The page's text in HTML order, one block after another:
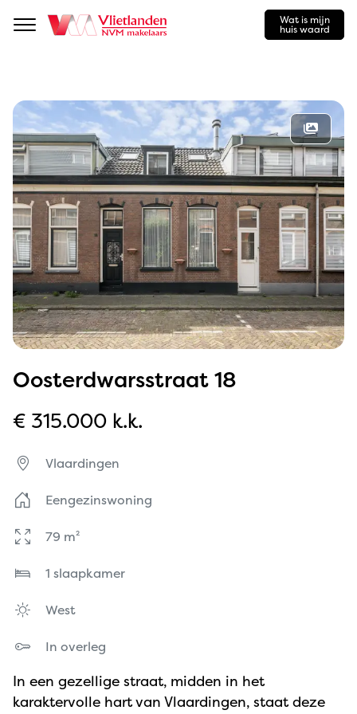
Navigation
Wat is mijn
huis waard
Oosterdwarsstraat 18
€ 315.000 k.k.
Vlaardingen
Eengezinswoning
79 m²
1 slaapkamer
West
In overleg
In een gezellige straat, midden in het
karaktervolle hart van Vlaardingen, staat deze